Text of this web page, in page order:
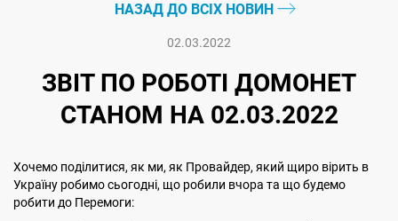
НАЗАД ДО ВСІХ НОВИН
02.03.2022
ЗВІТ ПО РОБОТІ ДОМОНЕТ
СТАНОМ НА 02.03.2022
Хочемо поділитися, як ми, як Провайдер, який щиро вірить в
Україну робимо сьогодні, що робили вчора та що будемо
робити до Перемоги: